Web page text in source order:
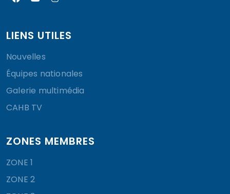
LIENS UTILES
Nouvelles
Équipes nationales
Galerie multimédia
CAHB TV
ZONES MEMBRES
ZONE 1
ZONE 2